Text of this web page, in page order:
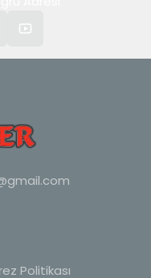
Politikası